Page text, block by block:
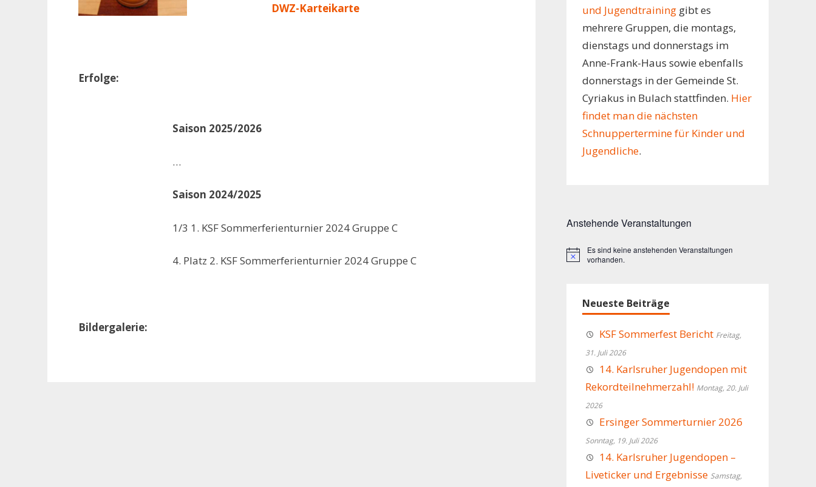
DWZ-Karteikarte
Erfolge:
Saison 2025/2026
…
Saison 2024/2025
1/3 1. KSF Sommerferienturnier 2024 Gruppe C
4. Platz 2. KSF Sommerferienturnier 2024 Gruppe C
Bildergalerie:
und Jugendtraininggibt es
mehrere Gruppen, die montags,
dienstags und donnerstags im
Anne-Frank-Haus sowie ebenfalls
donnerstags in der Gemeinde St.
Cyriakus in Bulach stattfinden. Hier
findet man die nächsten
Schnuppertermine für Kinder und
Jugendliche.
Anstehende Veranstaltungen
Hinweis
Es sind keine anstehenden Veranstaltungen
vorhanden.
Neueste Beiträge
KSF Sommerfest Bericht Freitag,
31. Juli 2026
14. Karlsruher Jugendopen mit
Rekordteilnehmerzahl! Montag, 20. Juli
2026
Ersinger Sommerturnier 2026
Sonntag, 19. Juli 2026
14. Karlsruher Jugendopen –
Liveticker und Ergebnisse Samstag,